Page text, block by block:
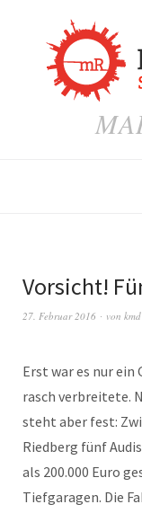
Vorsicht!
27. Februar 2016 von kmd
Erst war es nur ein
rasch verbreitete.
steht aber fest:
Riedberg fünf
als 200.000 Euro
Tiefgaragen. Die